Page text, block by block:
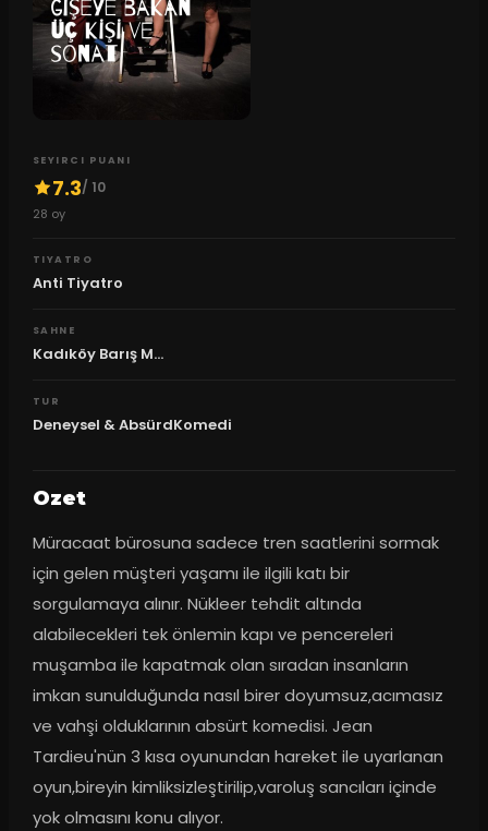
SEYIRCI PUANI
7.3/ 10
28 oy
TIYATRO
Anti Tiyatro
SAHNE
Kadıköy Barış M...
TUR
Deneysel & AbsürdKomedi
Ozet
Müracaat bürosuna sadece tren saatlerini sormak
için gelen müşteri yaşamı ile ilgili katı bir
sorgulamaya alınır. Nükleer tehdit altında
alabilecekleri tek önlemin kapı ve pencereleri
muşamba ile kapatmak olan sıradan insanların
imkan sunulduğunda nasıl birer doyumsuz,acımasız
ve vahşi olduklarının absürt komedisi. Jean
Tardieu'nün 3 kısa oyunundan hareket ile uyarlanan
oyun,bireyin kimliksizleştirilip,varoluş sancıları içinde
yok olmasını konu alıyor.